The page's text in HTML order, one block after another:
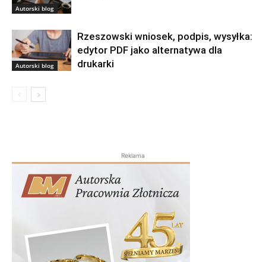
Autorski blog
Autorski blog
Rzeszowski wniosek, podpis, wysyłka:
edytor PDF jako alternatywa dla
drukarki
Reklama